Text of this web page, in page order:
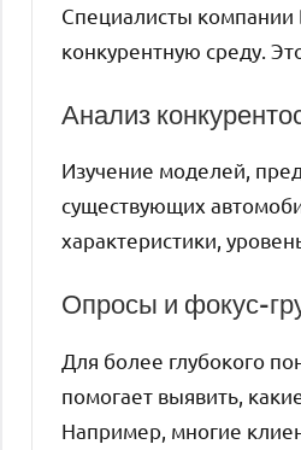
Специалисты компании
конкурентную среду.
Анализ
Изучение моделей,
существующих
характеристики,
Опросы и фокус-
Для более глубокого
помогает выявить,
Например, многие